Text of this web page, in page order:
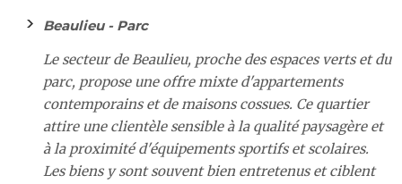
Beaulieu - Parc
Le secteur de Beaulieu, proche des espaces verts et du
parc, propose une offre mixte d'appartements
contemporains et de maisons cossues. Ce quartier
attire une clientèle sensible à la qualité paysagère et
à la proximité d'équipements sportifs et scolaires.
Les biens y sont souvent bien entretenus et ciblent